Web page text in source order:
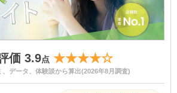
価 3.9点 ★★★★☆
データ、体験談から算出(2026年8月調査)